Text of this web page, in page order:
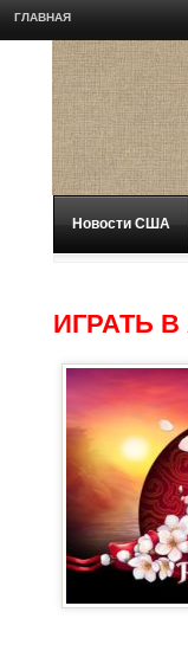
ГЛАВНАЯ
Новости США
ИГРАТЬ В